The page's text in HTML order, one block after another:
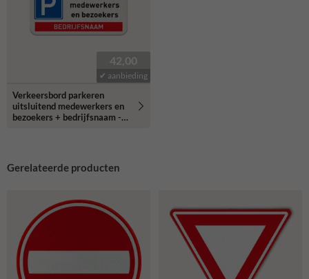
42,00
✔ aanbieding
Verkeersbord parkeren
uitsluitend medewerkers en
bezoekers + bedrijfsnaam -
Gerelateerde producten